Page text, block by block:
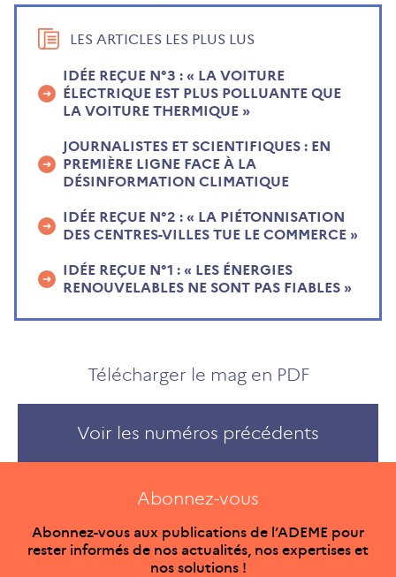
LES ARTICLES LES PLUS LUS
IDÉE REÇUE N°3 : « LA VOITURE
ÉLECTRIQUE EST PLUS POLLUANTE QUE
LA VOITURE THERMIQUE »
JOURNALISTES ET SCIENTIFIQUES : EN
PREMIÈRE LIGNE FACE À LA
DÉSINFORMATION CLIMATIQUE
IDÉE REÇUE N°2 : « LA PIÉTONNISATION
DES CENTRES-VILLES TUE LE COMMERCE »
IDÉE REÇUE N°1 : « LES ÉNERGIES
RENOUVELABLES NE SONT PAS FIABLES »
Télécharger le mag en PDF
Voir les numéros précédents
Abonnez-vous
Abonnez-vous aux publications de l’ADEME pour
rester informés de nos actualités, nos expertises et
nos solutions !